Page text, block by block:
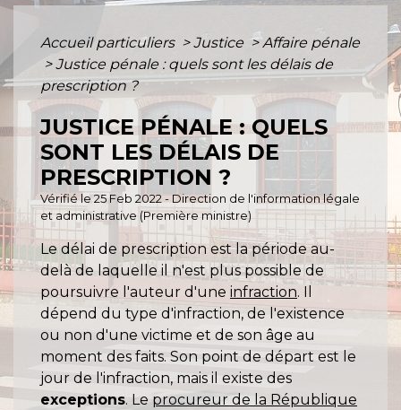
Accueil particuliers > Justice > Affaire pénale
> Justice pénale : quels sont les délais de
prescription ?
JUSTICE PÉNALE : QUELS
SONT LES DÉLAIS DE
PRESCRIPTION ?
Vérifié le 25 Feb 2022 - Direction de l'information légale
et administrative (Première ministre)
Le délai de prescription est la période au-
delà de laquelle il n'est plus possible de
poursuivre l'auteur d'une infraction. Il
dépend du type d'infraction, de l'existence
ou non d'une victime et de son âge au
moment des faits. Son point de départ est le
jour de l'infraction, mais il existe des
exceptions. Leprocureur de la République